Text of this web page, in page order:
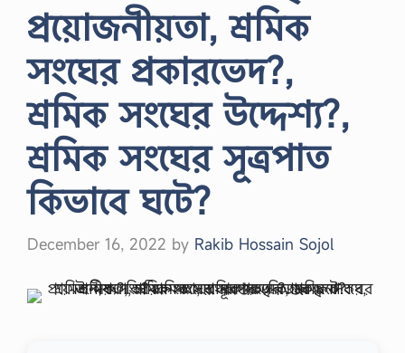
প্রয়োজনীয়তা, শ্রমিক
সংঘের প্রকারভেদ?,
শ্রমিক সংঘের উদ্দেশ্য?,
শ্রমিক সংঘের সূত্রপাত
কিভাবে ঘটে?
December 16, 2022 by Rakib Hossain Sojol